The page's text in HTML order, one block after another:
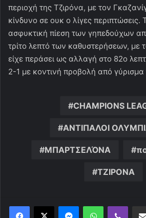
περιοχή της Τζιρόνα, με τον
κίνδυνο σε ουκ ο λίγες περιπτώσεις.
ασφυκτική πίεση των γηπεδούχων
τρίτο λεπτό των καθυστερήσεων, με
είχε περάσει ως αλλαγή στο 82ο
2-1 με κοντινή προβολή από γύρισμα
CHAMPIONS
ΑΝΤΙΠΑΛΟΙ
ΜΠΑΡΤΣΕΛΌΝΑ
ΤΖΙΡΟΝΑ
MessengerWhatsAppViber